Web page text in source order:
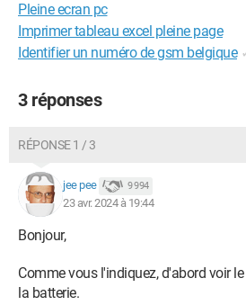
Pleine ecran pc
Imprimer tableau excel pleine page
Identifier un numéro de gsm belgique
3 réponses
RÉPONSE 1 / 3
jee pee 9 994
23 avr. 2024 à 19:44
Bonjour,
Comme vous l'indiquez, d'abord voir
la batterie.